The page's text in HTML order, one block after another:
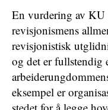
En vurdering av KU
revisjonismens
revisjonistisk
og det er fullstendig
eksempel er